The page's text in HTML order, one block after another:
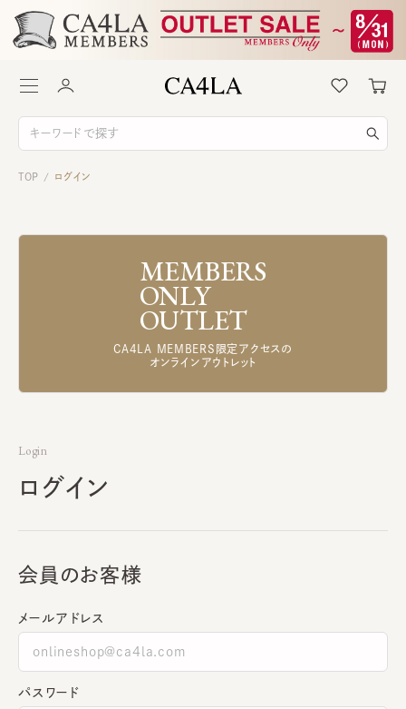
TOP / ログイン
MEMBERS
ONLY
OUTLET
CA4LA MEMBERS限定アクセスの
オンラインアウトレット
Login
ログイン
会員のお客様
メールアドレス
パスワード